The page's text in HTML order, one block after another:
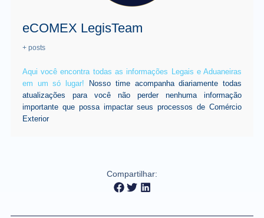
eCOMEX LegisTeam
+ posts
Aqui você encontra todas as informações Legais e Aduaneiras
em um só lugar! Nosso time acompanha diariamente todas
atualizações para você não perder nenhuma informação
importante que possa impactar seus processos de Comércio
Exterior
Compartilhar: